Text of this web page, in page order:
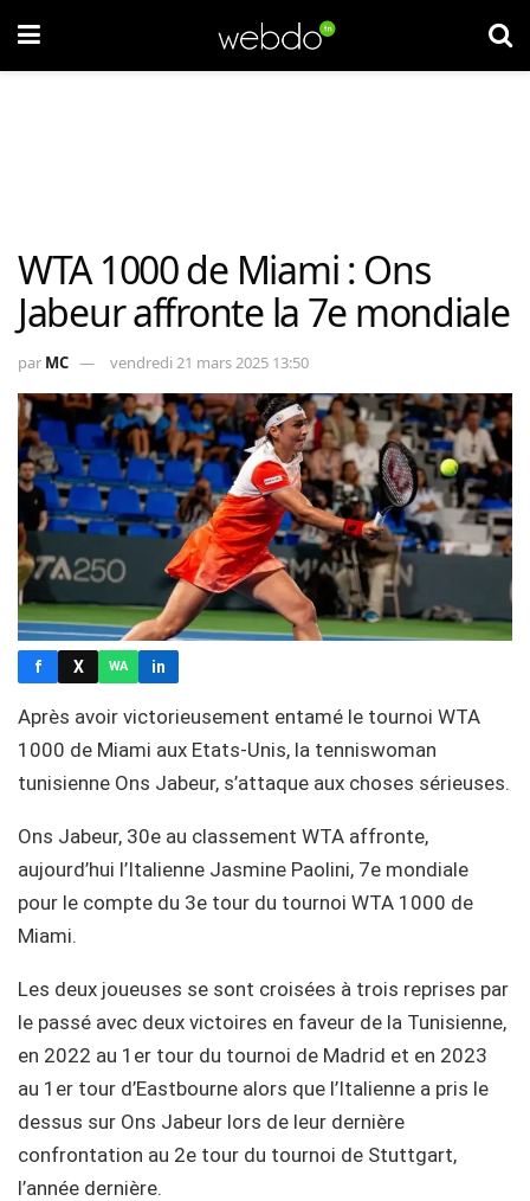
WTA 1000 de Miami : Ons
Jabeur affronte la 7e mondiale
par MC vendredi 21 mars 2025 13:50
f X WA in
Après avoir victorieusement entamé le tournoi WTA
1000 de Miami aux Etats-Unis, la tenniswoman
tunisienne Ons Jabeur, s’attaque aux choses sérieuses.
Ons Jabeur, 30e au classement WTA affronte,
aujourd’hui l’Italienne Jasmine Paolini, 7e mondiale
pour le compte du 3e tour du tournoi WTA 1000 de
Miami.
Les deux joueuses se sont croisées à trois reprises par
le passé avec deux victoires en faveur de la Tunisienne,
en 2022 au 1er tour du tournoi de Madrid et en 2023
au 1er tour d’Eastbourne alors que l’Italienne a pris le
dessus sur Ons Jabeur lors de leur dernière
confrontation au 2e tour du tournoi de Stuttgart,
l’année dernière.